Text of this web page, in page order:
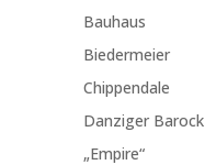
Bauhaus
Biedermeier
Chippendale
Danziger Barock
„Empire“